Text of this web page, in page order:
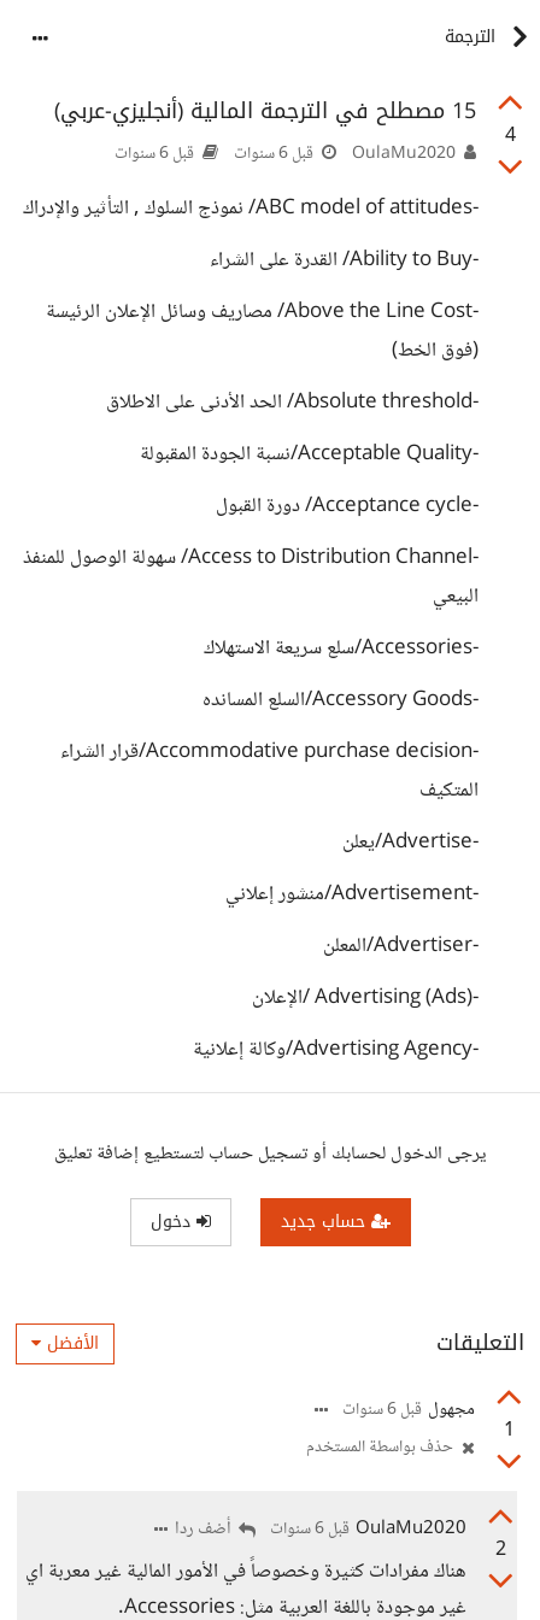
الترجمة
4
15 مصطلح في الترجمة المالية (أنجليزي-عربي)
قبل 6 سنوات قبل 6 سنوات
-ABC model of attitudes/ نموذج السلوك , التأثير والإدراك
-Ability to Buy/ القدرة على الشراء
-Above the Line Cost/ مصاريف وسائل الإعلان الرئيسة
(فوق الخط)
-Absolute threshold/ الحد الأدنى على الاطلاق
-Acceptable Quality/نسبة الجودة المقبولة
-Acceptance cycle/ دورة القبول
-Access to Distribution Channel/ سهولة الوصول للمنفذ
البيعي
-Accessories/سلع سريعة الاستهلاك
-Accessory Goods/السلع المسانده
-Accommodative purchase decision/قرار الشراء
المتكيف
-Advertise/يعلن
-Advertisement/منشور إعلاني
-Advertiser/المعلن
-(Advertising (Ads /الإعلان
-Advertising Agency/وكالة إعلانية
يرجى الدخول لحسابك أو تسجيل حساب لتستطيع إضافة تعليق
حساب جديد دخول
التعليقات الأفضل
1
مجهول قبل 6 سنوات
حذف بواسطة المستخدم
2
OulaMu2020 قبل 6 سنوات أضف ردا
هناك مفرادات كثيرة وخصوصاً في الأمور المالية غير معربة اي
غير موجودة باللغة العربية مثل: Accessories.